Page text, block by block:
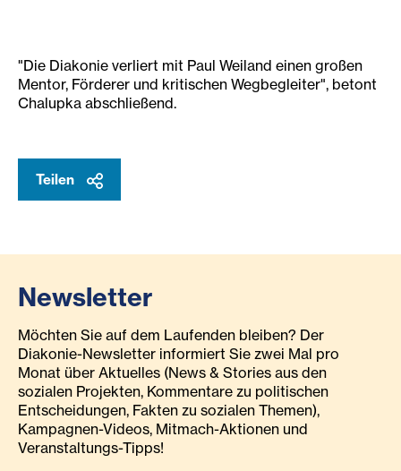
"Die Diakonie verliert mit Paul Weiland einen großen
Mentor, Förderer und kritischen Wegbegleiter", betont
Chalupka abschließend.
Teilen
Newsletter
Möchten Sie auf dem Laufenden bleiben? Der
Diakonie-Newsletter informiert Sie zwei Mal pro
Monat über Aktuelles (News & Stories aus den
sozialen Projekten, Kommentare zu politischen
Entscheidungen, Fakten zu sozialen Themen),
Kampagnen-Videos, Mitmach-Aktionen und
Veranstaltungs-Tipps!